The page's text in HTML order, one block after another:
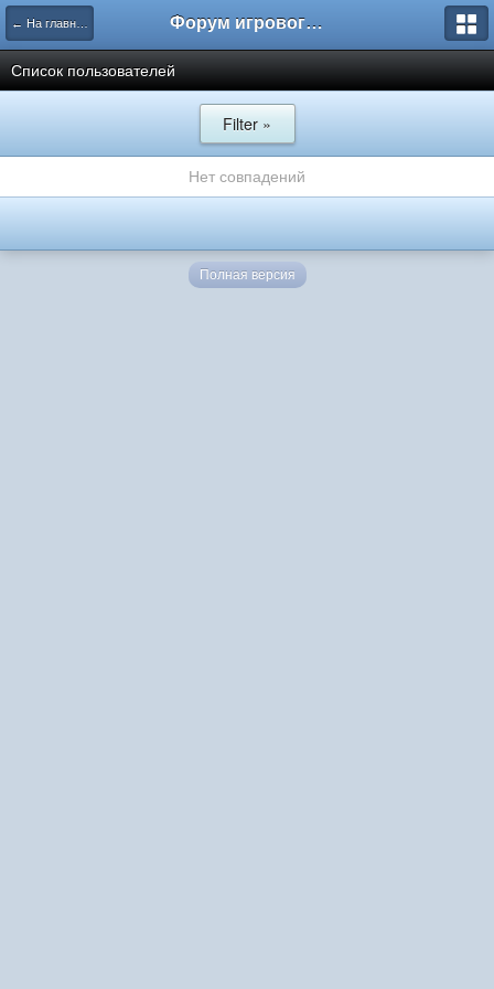
← На главную Форум игрового проекта Riverrise
Список пользователей
Filter »
Нет совпадений
Полная версия